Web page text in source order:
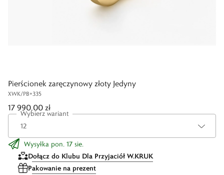
Pierścionek zaręczynowy złoty Jedyny
XWK/PB+335
17 990,00 zł
Wybierz wariant
Wysyłka pon. 17 sie.
Dołącz do Klubu Dla Przyjaciół W.KRUK
Pakowanie na prezent